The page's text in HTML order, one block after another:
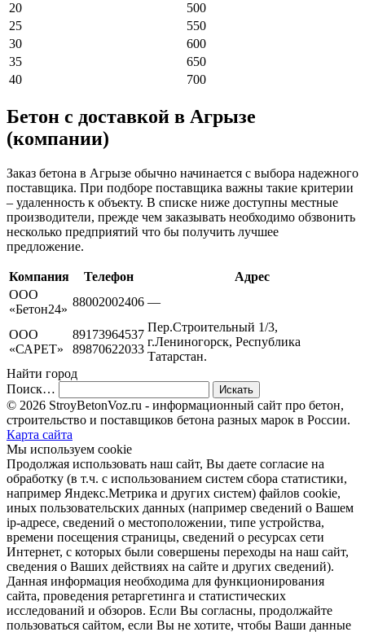
20
500
25
550
30
600
35
650
40
700
Бетон с доставкой в Агрызе
(компании)
Заказ бетона в Агрызе обычно начинается с выбора надежного
поставщика. При подборе поставщика важны такие критерии
– удаленность к объекту. В списке ниже доступны местные
производители, прежде чем заказывать необходимо обзвонить
несколько предприятий что бы получить лучшее
предложение.
Компания Телефон
Адрес
ООО
«Бетон24»
88002002406 —
ООО
«САРЕТ»
89173964537
89870622033
Пер.Строительный 1/3,
г.Лениногорск, Республика
Татарстан.
Найти город
Поиск…
© 2026 StroyBetonVoz.ru - информационный сайт про бетон,
строительство и поставщиков бетона разных марок в России.
Карта сайта
Мы используем cookie
Продолжая использовать наш cайт, Вы даете согласие на
обработку (в т.ч. с использованием систем сбора статистики,
например Яндекс.Метрика и других систем) файлов cookie,
иных пользовательских данных (например сведений о Вашем
ip-адресе, сведений о местоположении, типе устройства,
времени посещения страницы, сведений о ресурсах сети
Интернет, с которых были совершены переходы на наш сайт,
сведения о Ваших действиях на сайте и других сведений).
Данная информация необходима для функционирования
сайта, проведения ретаргетинга и статистических
исследований и обзоров. Если Вы согласны, продолжайте
пользоваться сайтом, если Вы не хотите, чтобы Ваши данные